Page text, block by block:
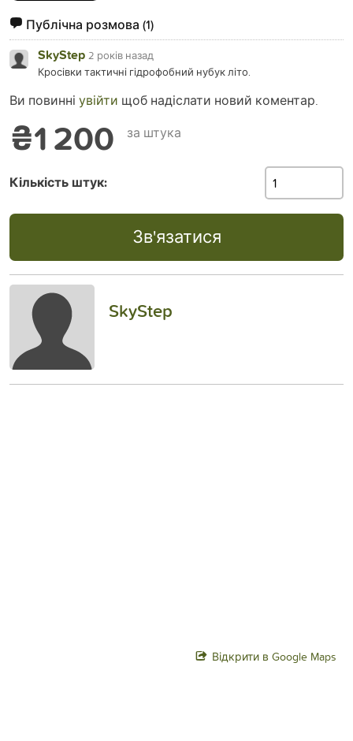
Публічна розмова (1)
SkyStep 2 років назад
Кросівки тактичні гідрофобний нубук літо.
Ви повинні увійти щоб надіслати новий коментар.
₴1 200 за штука
Кількість штук:
Зв'язатися
SkyStep
Відкрити в Google Maps